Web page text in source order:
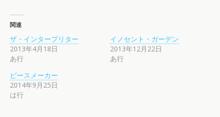
関連
ザ・インタープリター
2013年4月18日
あ行
イノセント・ガーデン
2013年12月22日
あ行
ピースメーカー
2014年9月25日
は行